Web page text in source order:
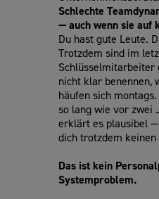
Schlechte
— auch wenn sie auf
Du hast gute Leute.
Trotzdem sind im
Schlüsselmitarbeiter
nicht klar benennen,
häufen sich
so lang wie vor zwei
erklärt es plausibel
dich trotzdem keinen
Das ist kein
Systemproblem.